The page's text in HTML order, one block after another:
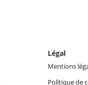
Légal
Mentions
Politique de